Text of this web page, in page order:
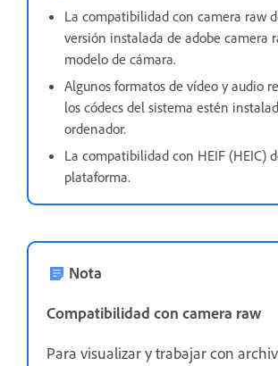
La compatibilidad con camera raw
versión instalada de adobe camera
modelo de cámara.
Algunos formatos de vídeo y audio
los códecs del sistema estén
ordenador.
La compatibilidad con HEIF (HEIC)
plataforma.
Nota
Compatibilidad con camera raw
Para visualizar y trabajar con